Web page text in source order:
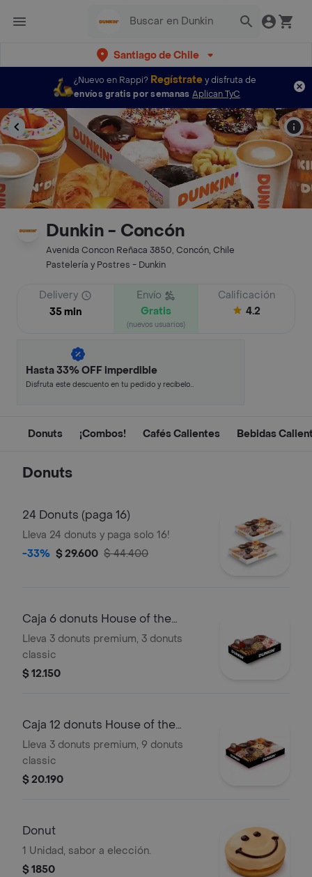
Santiago de Chile
¿Nuevo en Rappi? Regístratey disfruta de
envíos gratis por semanas Aplican TyC
Dunkin - Concón
Avenida Concon Reñaca 3850, Concón, Chile
Pastelería y Postres - Dunkin
Delivery
35 min
Envío
Gratis
(nuevos usuarios)
Calificación
4.2
Hasta 33% OFF imperdible
Disfruta este descuento en tu pedido y recíbelo
Donuts ¡Combos! Cafés Calientes Bebidas
Donuts
24 Donuts (paga 16)
Lleva 24 donuts y paga solo 16!
-33% $ 29.600 $ 44.400
Caja 6 donuts House of the
Dragon
Lleva 3 donuts premium, 3 donuts
classic
$ 12.150
Caja 12 donuts House of the
Dragon
Lleva 3 donuts premium, 9 donuts
classic
$ 20.190
Donut
1 Unidad, sabor a elección.
$ 1850